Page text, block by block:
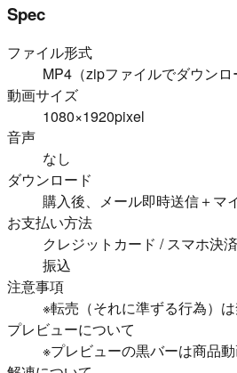
Spec
ファイル形式
MP4（zipファイルでダウンロ
動画サイズ
1080×1920pixel
音声
なし
ダウンロード
購入後、メール即時送信＋マ
お支払い方法
クレジットカード / スマホ決
振込
注意事項
※転売（それに準ずる行為）
プレビューについて
※プレビューの黒バーは商品